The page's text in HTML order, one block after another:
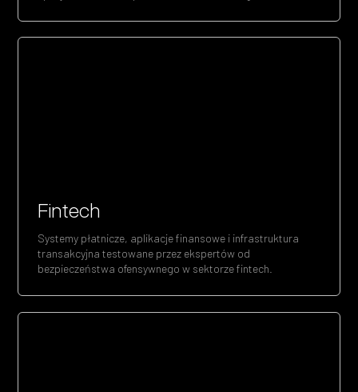
Fintech
Systemy płatnicze, aplikacje finansowe i infrastruktura
transakcyjna testowane przez ekspertów od
bezpieczeństwa ofensywnego w sektorze fintech.